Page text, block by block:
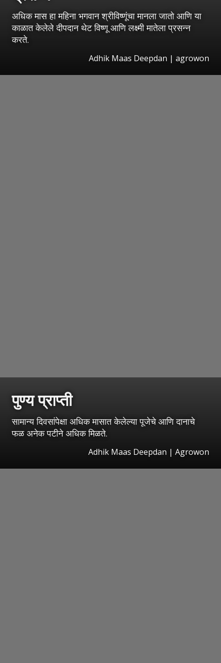
अधिक मास हा महिना भगवान श्रीविष्णूंचा मानला जातो आणि या
काळात केलेले दीपदान थेट विष्णू आणि लक्ष्मी मातेला प्रसन्न
करते.
Adhik Maas Deepdan | agrowon
पुण्य प्राप्ती
सामान्य दिवसांपेक्षा अधिक मासात केलेल्या पूजेचे आणि दानाचे
फळ अनेक पटीने अधिक मिळते.
Adhik Maas Deepdan | Agrowon